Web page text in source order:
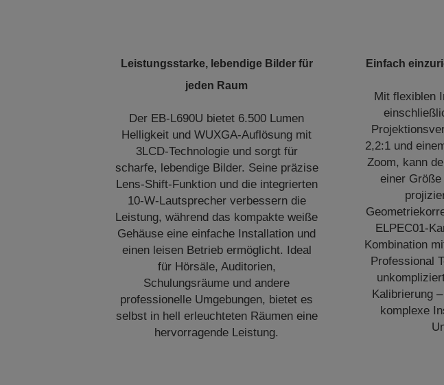
Leistungsstarke, lebendige Bilder für
jeden Raum
Der EB-L690U bietet 6.500 Lumen
Helligkeit und WUXGA-Auflösung mit
3LCD-Technologie und sorgt für
scharfe, lebendige Bilder. Seine präzise
Lens-Shift-Funktion und die integrierten
10-W-Lautsprecher verbessern die
Leistung, während das kompakte weiße
Gehäuse eine einfache Installation und
einen leisen Betrieb ermöglicht. Ideal
für Hörsäle, Auditorien,
Schulungsräume und andere
professionelle Umgebungen, bietet es
selbst in hell erleuchteten Räumen eine
hervorragende Leistung.
Einfach
Mit flexiblen
2,2:1 und
Zoom, kann
einer
ELPEC01-
Kombination
Professional
Kalibrierung
komplexe